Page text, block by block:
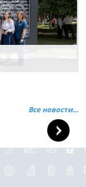
Все новости...